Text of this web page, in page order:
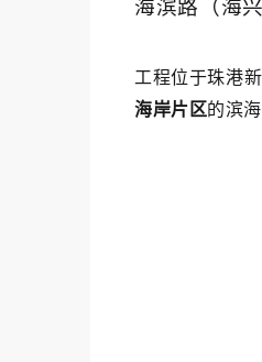
海滨路（海
工程位于珠港
海岸片区的滨